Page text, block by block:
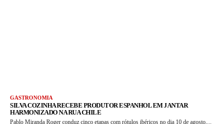
GASTRONOMIA
SILVA COZINHA RECEBE PRODUTOR ESPANHOL EM JANTAR
HARMONIZADO NA RUA CHILE
Pablo Miranda Roger conduz cinco etapas com rótulos ibéricos no dia 10 de agosto,...